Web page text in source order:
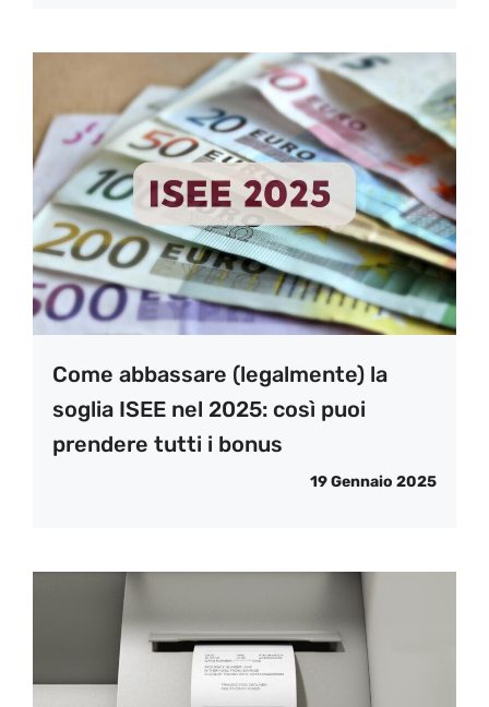
Come abbassare (legalmente) la
soglia ISEE nel 2025: così puoi
prendere tutti i bonus
19 Gennaio 2025